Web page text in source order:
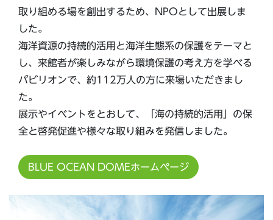
取り組める場を創出するため、NPOとして出展しま
した。
海洋資源の持続的活用と海洋生態系の保護をテーマと
し、来館者が楽しみながら環境保護の考え方を学べる
パビリオンで、約112万人の方に来場いただきまし
た。
展示やイベントをとおして、「海の持続的活用」の保
全と啓発促進や様々な取り組みを発信しました。
BLUE OCEAN DOMEホームページ